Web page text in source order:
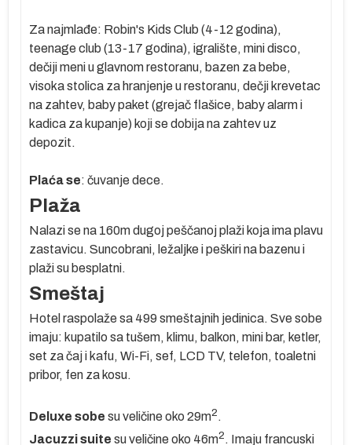
Za najmlađe: Robin's Kids Club (4-12 godina),
teenage club (13-17 godina), igralište, mini disco,
dečiji meni u glavnom restoranu, bazen za bebe,
visoka stolica za hranjenje u restoranu, dečji krevetac
na zahtev, baby paket (grejač flašice, baby alarm i
kadica za kupanje) koji se dobija na zahtev uz
depozit.
Plaća se: čuvanje dece.
Plaža
Nalazi se na 160m dugoj peščanoj plaži koja ima plavu
zastavicu. Suncobrani, ležaljke i peškiri na bazenu i
plaži su besplatni.
Smeštaj
Hotel raspolaže sa 499 smeštajnih jedinica. Sve sobe
imaju: kupatilo sa tušem, klimu, balkon, mini bar, ketler,
set za čaj i kafu, Wi-Fi, sef, LCD TV, telefon, toaletni
pribor, fen za kosu.
Deluxe sobe su veličine oko 29m2.
Jacuzzi suite su veličine oko 46m2. Imaju francuski